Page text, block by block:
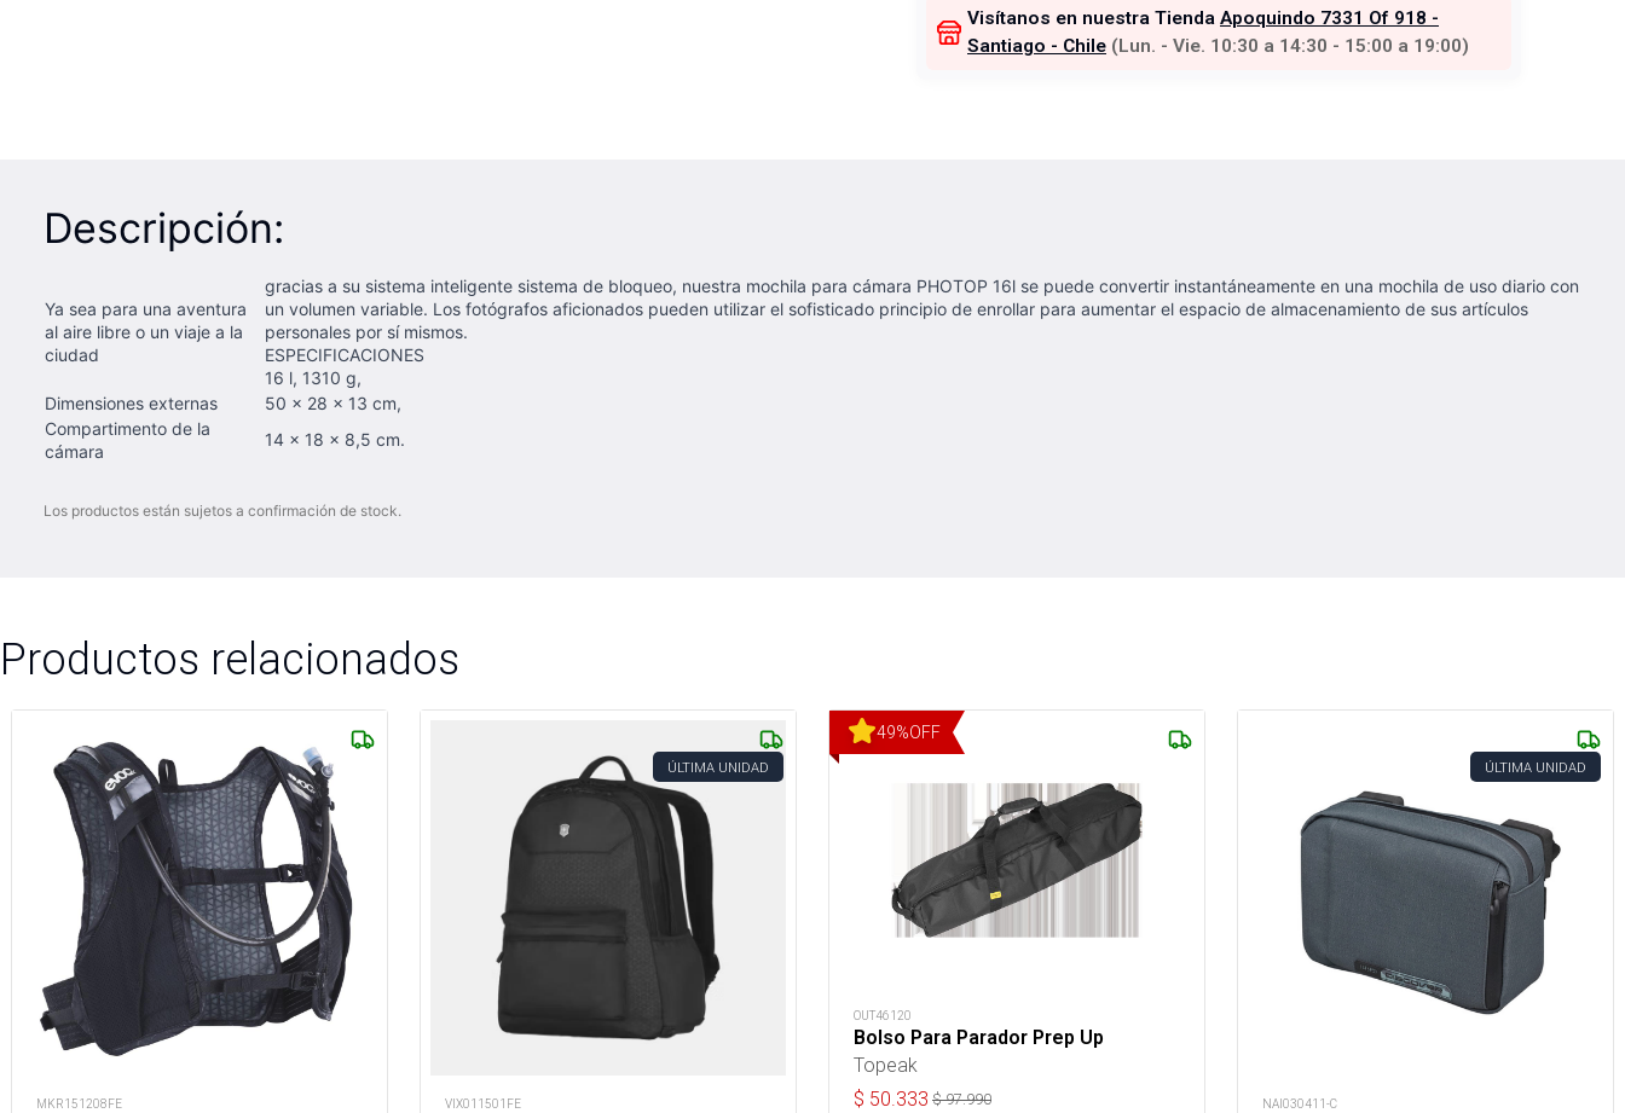
Visítanos en nuestra Tienda Apoquindo 7331 Of 918 -
Santiago - Chile (Lun. - Vie. 10:30 a 14:30 - 15:00 a 19:00)
Descripción:
Ya sea para una aventura
al aire libre o un viaje a la
ciudad
gracias a su sistema inteligente sistema de bloqueo, nuestra mochila para cámara PHOTOP 16l se puede convertir instantáneamente en una mochila de uso diario con
un volumen variable. Los fotógrafos aficionados pueden utilizar el sofisticado principio de enrollar para aumentar el espacio de almacenamiento de sus artículos
personales por sí mismos.
ESPECIFICACIONES
16 l, 1310 g,
Dimensiones externas
50 x 28 x 13 cm,
Compartimento de la
cámara
14 x 18 x 8,5 cm.
Los productos están sujetos a confirmación de stock.
Productos relacionados
MKR151208FE
ÚLTIMA UNIDAD
VIX011501FE
49%OFF
OUT46120
Bolso Para Parador Prep Up
Topeak
$ 50.333 $97.990
ÚLTIMA UNIDAD
NAI030411-C